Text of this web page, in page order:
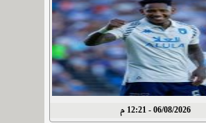
06/08/2026 - 12:21 م